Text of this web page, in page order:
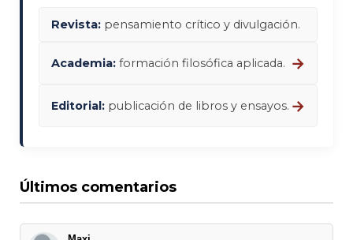
Revista: pensamiento crítico y divulgación.
Academia: formación filosófica aplicada. →
Editorial: publicación de libros y ensayos. →
Últimos comentarios